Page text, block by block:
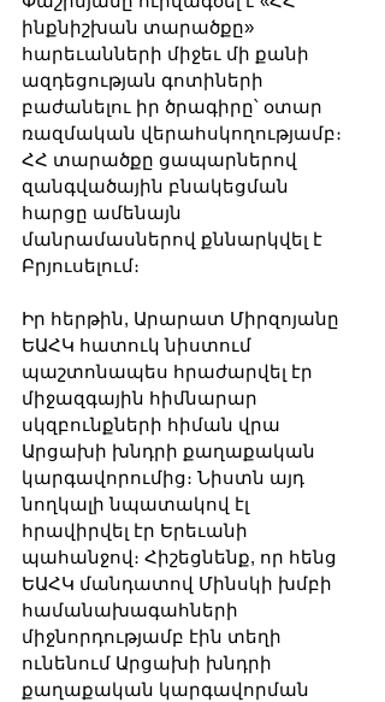
ինքնիշխան տարածքը»
հարեւանների միջեւ մի քանի
ազդեցության գոտիների
բաժանելու իր ծրագիրը՝ օտար
ռազմական վերահսկողությամբ։
ՀՀ տարածքը ցապարներով
զանգվածային բնակեցման
հարցը ամենայն
մանրամասներով քննարկվել է
Բրյուսելում։
Իր հերթին, Արարատ Միրզոյանը
ԵԱՀԿ հատուկ նիստում
պաշտոնապես հրաժարվել էր
միջազգային հիմնարար
սկզբունքների հիման վրա
Արցախի խնդրի քաղաքական
կարգավորումից։ Նիստն այդ
նողկալի նպատակով էլ
հրավիրվել էր Երեւանի
պահանջով։ Հիշեցնենք, որ հենց
ԵԱՀԿ մանդատով Մինսկի խմբի
համանախագահների
միջնորդությամբ էին տեղի
ունենում Արցախի խնդրի
քաղաքական կարգավորման